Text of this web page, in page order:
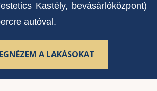
Kastély, bevásárlóközpont)
autóval.
A LAKÁSOKAT